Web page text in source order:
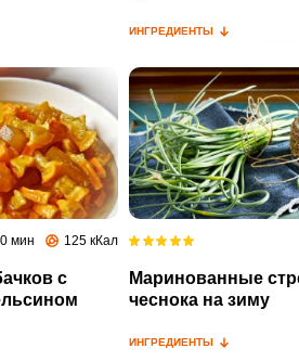
ИНГРЕДИЕНТЫ
мин 125 кКал
с
Маринованные
чеснока на зиму
ИНГРЕДИЕНТЫ